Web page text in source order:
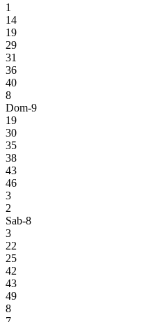
1
14
19
29
31
36
40
8
Dom-9
19
30
35
38
43
46
3
2
Sab-8
3
22
25
42
43
49
8